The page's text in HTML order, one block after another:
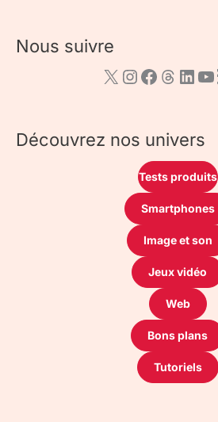
Nous suivre
Découvrez nos univers
Tests produits
Smartphones
Image et son
Jeux vidéo
Web
Bons plans
Tutoriels